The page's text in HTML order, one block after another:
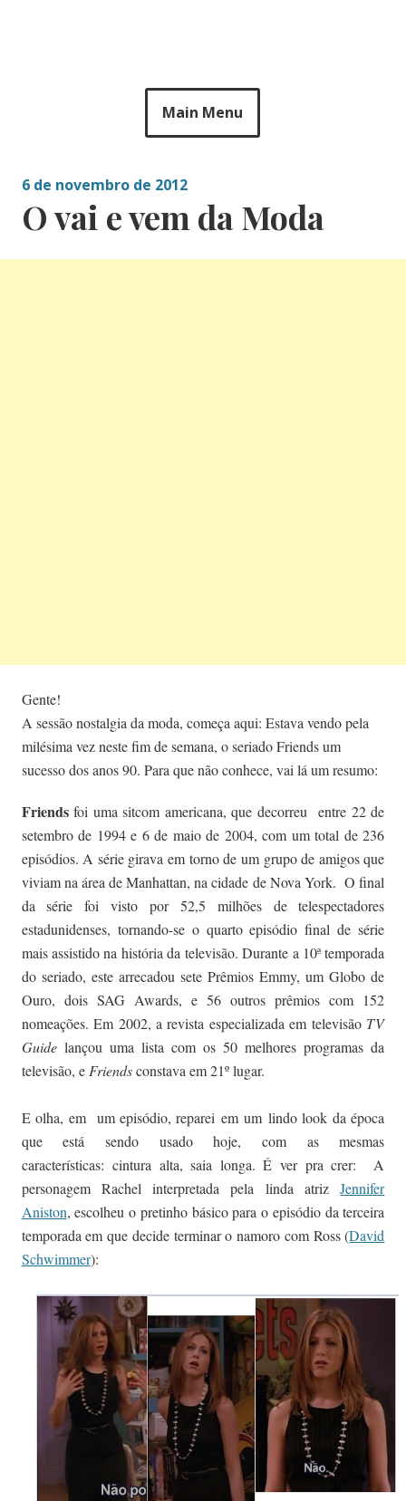
Main Menu
6 de novembro de 2012
O vai e vem da Moda
Gente!
A sessão nostalgia da moda, começa aqui: Estava vendo pela
milésima vez neste fim de semana, o seriado Friends um
sucesso dos anos 90. Para que não conhece, vai lá um resumo:
Friendsfoi uma sitcom americana, que decorreu entre 22 de
setembro de 1994 e 6 de maio de 2004, com um total de 236
episódios.A série girava em torno de um grupo de amigos que
viviam na área de Manhattan, na cidade de Nova York. O final
da série foi visto por 52,5 milhões de telespectadores
estadunidenses, tornando-se o quarto episódio final de série
mais assistido na história da televisão. Durante a 10ª temporada
do seriado, este arrecadou setePrêmios Emmy, umGlobo de
Ouro, dois SAG Awards, e 56 outros prêmios com 152
nomeações. Em 2002, a revista especializada em televisão TV
Guidelançou uma lista com os 50 melhores programas da
televisão, eFriendsconstava em 21º lugar.
E olha, em um episódio, reparei em um lindo look da época
que está sendo usado hoje, com as mesmas
características: cintura alta, saia longa. É ver pra crer:
A
personagem Rachel interpretada pela linda atrizJennifer
Aniston, escolheu o pretinho básico para o episódio da terceira
temporada em que decide terminar o namoro com Ross (David
Schwimmer):